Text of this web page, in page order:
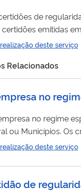
de
regularidadefiscal
deste serviço
Relacionados
no
no regime
investimento na implantação ou expansão de empreendimento
econômico. Ocrédito fiscal
deste serviço
de